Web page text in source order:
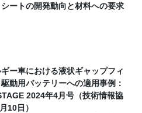
ートの開発動向と材料への要求
ー車における液状ギャップフィ
動用バッテリーへの適用事例：
2024年4月号（技術情報協
10日）